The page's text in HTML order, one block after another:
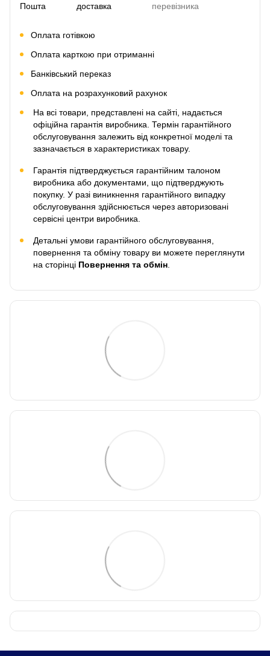
доставка
перевізника
Оплата готівкою
Оплата карткою при отриманні
Банківський переказ
Оплата на розрахунковий рахунок
На всі товари, представлені на сайті, надається
офіційна гарантія виробника. Термін гарантійного
обслуговування залежить від конкретної моделі та
зазначається в характеристиках товару.
Гарантія підтверджується гарантійним талоном
виробника або документами, що підтверджують
покупку. У разі виникнення гарантійного випадку
обслуговування здійснюється через авторизовані
сервісні центри виробника.
Детальні умови гарантійного обслуговування,
повернення та обміну товару ви можете переглянути
на сторінці Повернення та обмін